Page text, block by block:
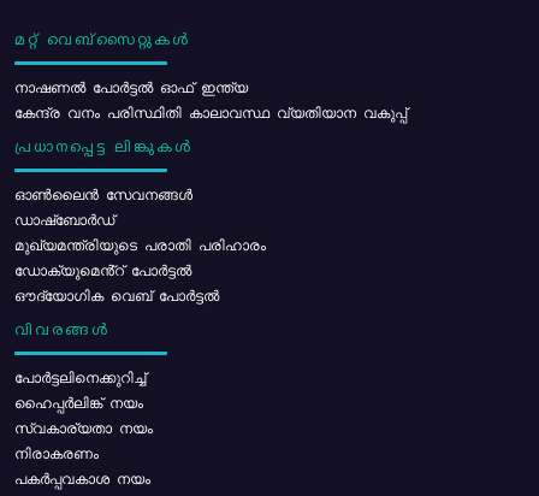
മറ്റ് വെബ്സൈറ്റുകൾ
നാഷണൽ പോർട്ടൽ ഓഫ് ഇന്ത്യ
കേന്ദ്ര വനം പരിസ്ഥിതി കാലാവസ്ഥ വ്യതിയാന വകുപ്പ്
പ്രധാനപ്പെട്ട ലിങ്കുകൾ
ഓൺലൈൻ സേവനങ്ങൾ
ഡാഷ്ബോർഡ്
മുഖ്യമന്ത്രിയുടെ പരാതി പരിഹാരം
ഡോക്യുമെൻ്റ് പോർട്ടൽ
ഔദ്യോഗിക വെബ് പോർട്ടൽ
വിവരങ്ങൾ
പോര്‍ട്ടലിനെക്കുറിച്ച്
ഹൈപ്പർലിങ്ക് നയം
സ്വകാര്യതാ നയം
നിരാകരണം
പകർപ്പവകാശ നയം